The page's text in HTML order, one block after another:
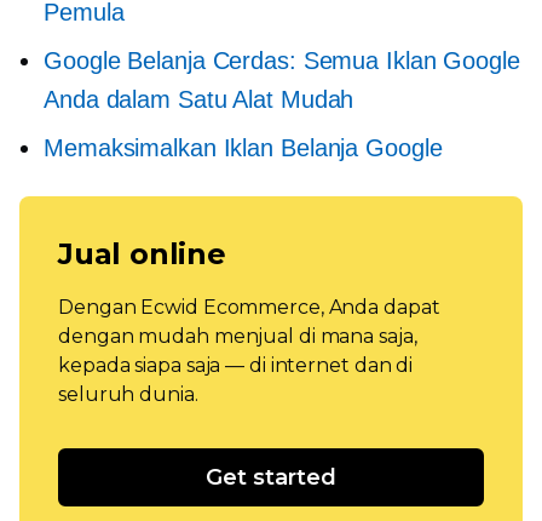
Pemula
Google Belanja Cerdas: Semua Iklan Google
Anda dalam Satu Alat Mudah
Memaksimalkan Iklan Belanja Google
Jual online
Dengan Ecwid Ecommerce, Anda dapat
dengan mudah menjual di mana saja,
kepada siapa saja — di internet dan di
seluruh dunia.
Get started